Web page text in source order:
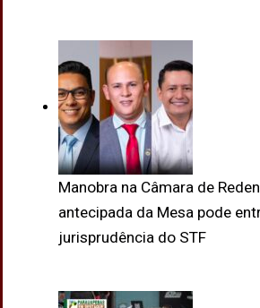
Manobra na Câmara de
antecipada da Mesa pode
jurisprudência do STF